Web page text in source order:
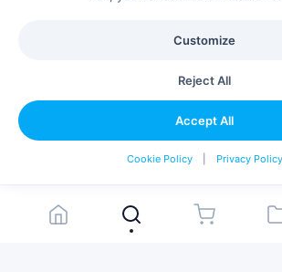
Configure & Add
Customize
Reject All
Accept All
Cookie Policy Privacy Policy